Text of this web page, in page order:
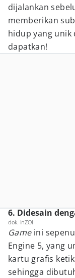
dijalankan
memberikan
hidup yang unik
dapatkan!
6. Didesain
dok. inZOI
Game ini
Engine 5, yang
kartu grafis
sehingga